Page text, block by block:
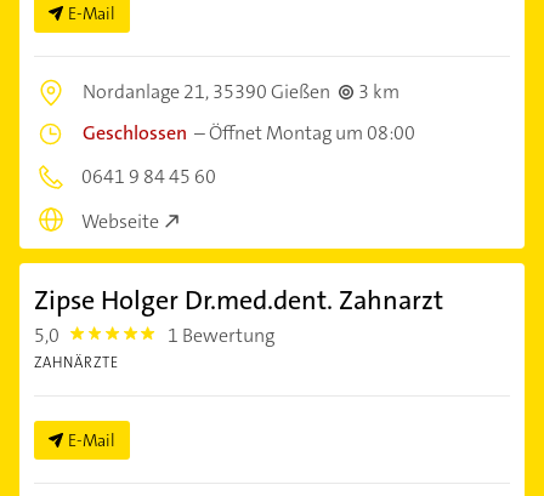
E-Mail
Nordanlage 21,35390 Gießen
3 km
Geschlossen –Öffnet Montag um 08:00
0641 9 84 45 60
Webseite
Zipse Holger Dr.med.dent. Zahnarzt
5,0 5.0 1 Bewertung
ZAHNÄRZTE
E-Mail